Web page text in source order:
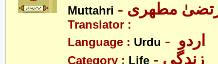
Muttahri
مطھری
Translator :
Language : Urdu
Category : Life - زندگی